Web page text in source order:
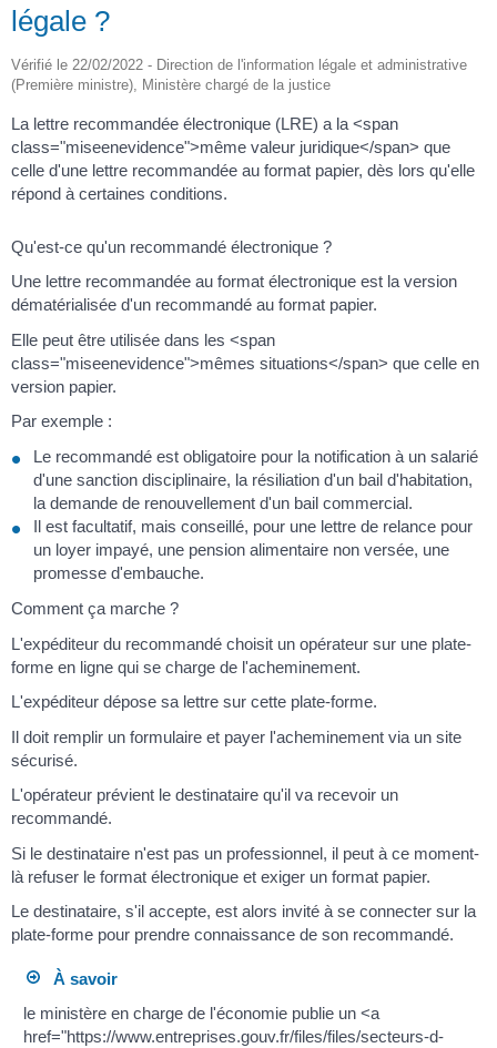
légale ?
Vérifié le 22/02/2022 - Direction de l'information légale et administrative
(Première ministre), Ministère chargé de la justice
La lettre recommandée électronique (LRE) a la <span
class="miseenevidence">même valeur juridique</span> que
celle d'une lettre recommandée au format papier, dès lors qu'elle
répond à certaines conditions.
Qu'est-ce qu'un recommandé électronique ?
Une lettre recommandée au format électronique est la version
dématérialisée d'un recommandé au format papier.
Elle peut être utilisée dans les <span
class="miseenevidence">mêmes situations</span> que celle en
version papier.
Par exemple :
Le recommandé est obligatoire pour la notification à un salarié
d'une sanction disciplinaire, la résiliation d'un bail d'habitation,
la demande de renouvellement d'un bail commercial.
Il est facultatif, mais conseillé, pour une lettre de relance pour
un loyer impayé, une pension alimentaire non versée, une
promesse d'embauche.
Comment ça marche ?
L'expéditeur du recommandé choisit un opérateur sur une plate-
forme en ligne qui se charge de l'acheminement.
L'expéditeur dépose sa lettre sur cette plate-forme.
Il doit remplir un formulaire et payer l'acheminement via un site
sécurisé.
L'opérateur prévient le destinataire qu'il va recevoir un
recommandé.
Si le destinataire n'est pas un professionnel, il peut à ce moment-
là refuser le format électronique et exiger un format papier.
Le destinataire, s'il accepte, est alors invité à se connecter sur la
plate-forme pour prendre connaissance de son recommandé.
À savoir
le ministère en charge de l'économie publie un <a
href="https://www.entreprises.gouv.fr/files/files/secteurs-d-